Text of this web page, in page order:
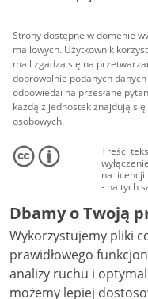
Strony dostępne w domenie
mailowych. Użytkownik
mail zgadza się na
dobrowolnie podanych
odpowiedzi na przesłane
każdą z jednostek znajdują
osobowych.
Treści
na
- na tych
Materiały
audio i
Creative
NC-ND
Dbamy o Twoją
Wykorzystujemy pliki
prawidłowego
analizy ruchu i optymalizacji
możemy lepiej